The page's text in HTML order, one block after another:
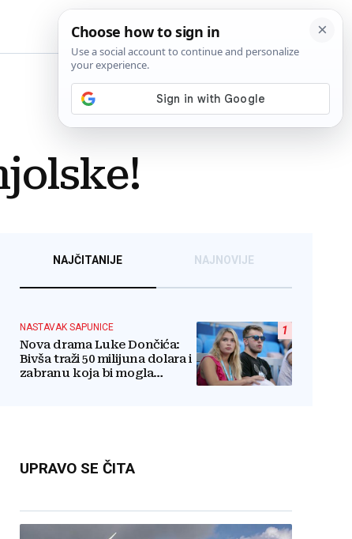
NAJČITANIJE NAJNOVIJE
1
NASTAVAK SAPUNICE
Nova drama Luke Dončića:
Bivša traži 50 milijuna dolara i
zabranu koja bi mogla
UPRAVO SE ČITA